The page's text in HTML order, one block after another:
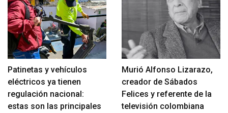
Patinetas y vehículos
eléctricos ya tienen
regulación nacional:
estas son las principales
Murió Alfonso Lizarazo,
creador de Sábados
Felices y referente de la
televisión colombiana